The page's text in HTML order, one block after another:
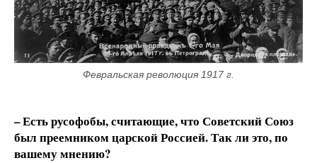
Февральская революция 1917 г.
– Есть русофобы, считающие, что Советский Союз
был преемником царской Россией. Так ли это, по
вашему мнению?